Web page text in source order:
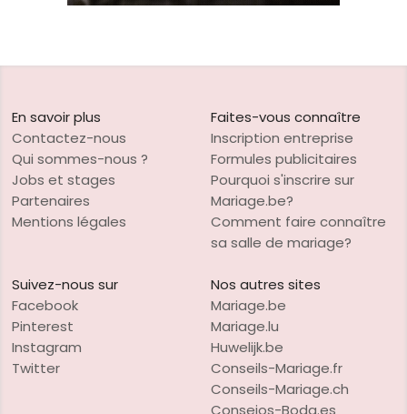
En savoir plus
Contactez-nous
Qui sommes-nous ?
Jobs et stages
Partenaires
Mentions légales
Faites-vous connaître
Inscription entreprise
Formules publicitaires
Pourquoi s'inscrire sur
Mariage.be?
Comment faire connaître
sa salle de mariage?
Suivez-nous sur
Facebook
Pinterest
Instagram
Twitter
Nos autres sites
Mariage.be
Mariage.lu
Huwelijk.be
Conseils-Mariage.fr
Conseils-Mariage.ch
Consejos-Boda.es